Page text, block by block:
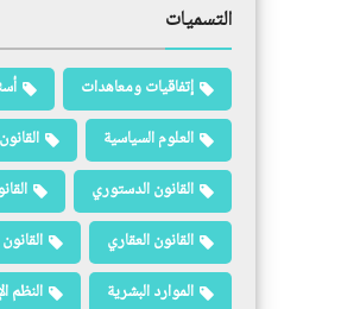
التسميات
إتفاقيات ومعاهدات
العلوم السياسية
القانون الدستوري
القانون العقاري
الموارد البشرية
النظم